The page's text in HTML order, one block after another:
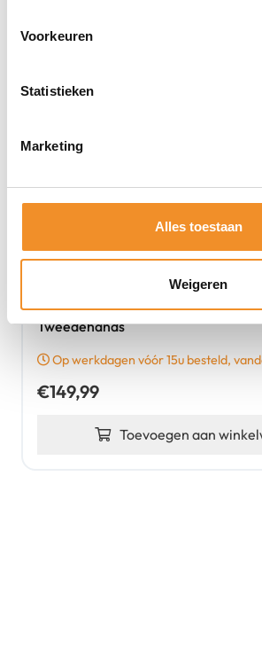
Voorkeuren
Statistieken
Marketing
Alles toestaan
Weigeren
Samsung Galaxy Tab A9+ – 64GB –
Tweedehands
Op werkdagen vóór 15u besteld,
€149,99
Toevoegen aan